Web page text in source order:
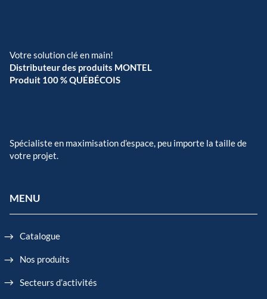
Votre solution clé en main!
Distributeur des produits MONTEL
Produit 100 % QUÉBÉCOIS
Spécialiste en maximisation d’espace, peu importe la taille de
votre projet.
MENU
Catalogue
Nos produits
Secteurs d’activités